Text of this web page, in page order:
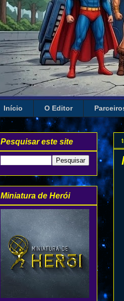
Início O Editor
Pesquisar este site
Miniatura de Herói